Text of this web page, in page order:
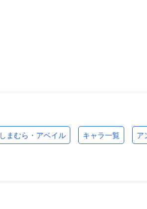
しまむら・アベイル キャラ一覧 ア